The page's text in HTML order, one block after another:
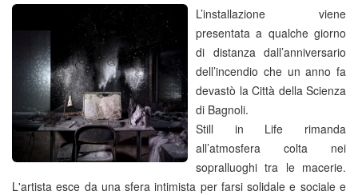
L’installazione viene
presentata a qualche giorno
di distanza dall’anniversario
dell’incendio che un anno fa
devastò la Città della Scienza
di Bagnoli.
Still in Life rimanda
all’atmosfera colta nei
sopralluoghi tra le macerie.
L'artista esce da una sfera intimista per farsi solidale e sociale e